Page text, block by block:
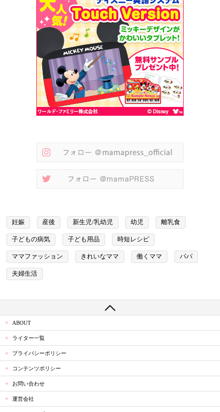
妊娠 産後 新生児/乳幼児 幼児 離乳食
子どもの病気 子ども用品 時短レシピ
ママファッション きれいなママ 働くママ パパ
夫婦生活
ABOUT
ライター一覧
プライバシーポリシー
コンテンツポリシー
お問い合わせ
運営会社